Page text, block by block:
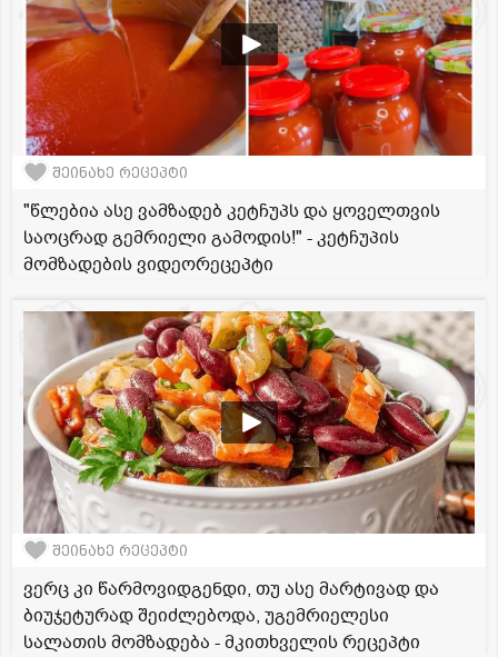
შეინახე რეცეპტი
"წლებია ასე ვამზადებ კეტჩუპს და ყოველთვის
საოცრად გემრიელი გამოდის!" - კეტჩუპის
მომზადების ვიდეორეცეპტი
შეინახე რეცეპტი
ვერც კი წარმოვიდგენდი, თუ ასე მარტივად და
ბიუჯეტურად შეიძლებოდა, უგემრიელესი
სალათის მომზადება - მკითხველის რეცეპტი